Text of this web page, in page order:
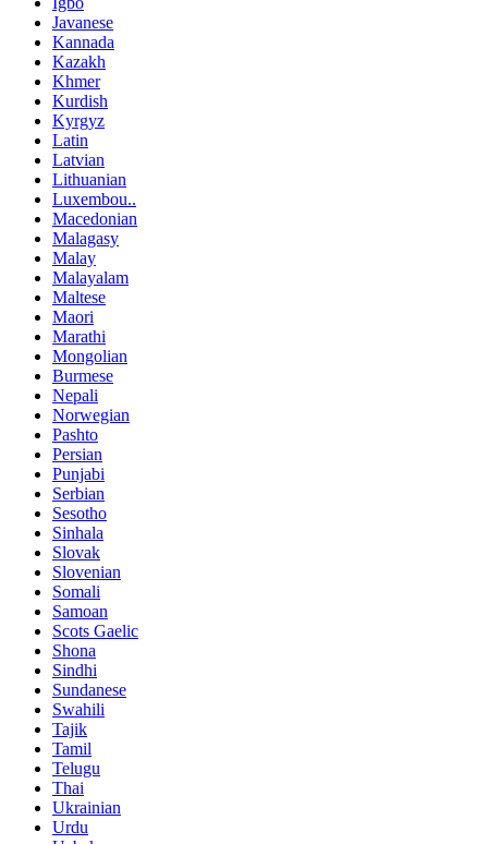
Javanese
Kannada
Kazakh
Khmer
Kurdish
Kyrgyz
Latin
Latvian
Lithuanian
Luxembou..
Macedonian
Malagasy
Malay
Malayalam
Maltese
Maori
Marathi
Mongolian
Burmese
Nepali
Norwegian
Pashto
Persian
Punjabi
Serbian
Sesotho
Sinhala
Slovak
Slovenian
Somali
Samoan
Scots Gaelic
Shona
Sindhi
Sundanese
Swahili
Tajik
Tamil
Telugu
Thai
Ukrainian
Urdu